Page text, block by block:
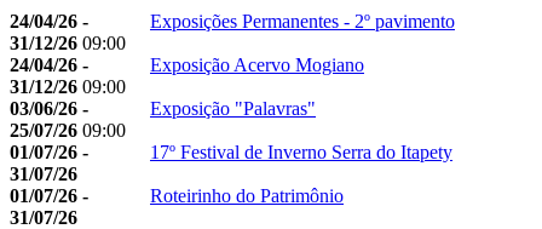
24/04/26 -
31/12/26 09:00
Exposições Permanentes - 2º pavimento
24/04/26 -
31/12/26 09:00
Exposição Acervo Mogiano
03/06/26 -
25/07/26 09:00
Exposição "Palavras"
01/07/26 -
31/07/26
17º Festival de Inverno Serra do Itapety
01/07/26 -
31/07/26
Roteirinho do Patrimônio